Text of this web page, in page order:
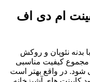
ام دی اف
بدنه نئوپان و روکش
مجموع کیفیت مناسبی
شود. در واقع بهتر است